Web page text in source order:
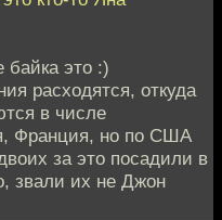
байка это :)
расходятся, откуда
в числе
Франция, но по США
за это посадили в
звали их не Джон